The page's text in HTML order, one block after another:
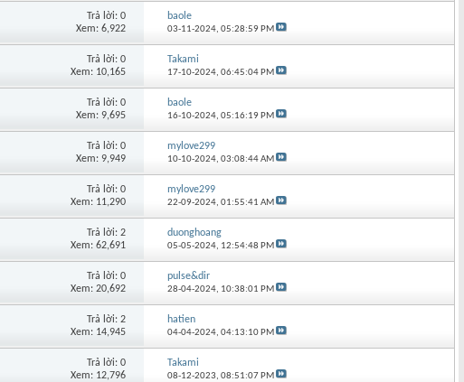
Trả lời: 0
Xem: 6,922
baole
03-11-2024,05:28:59 PM
Trả lời: 0
Xem: 10,165
Takami
17-10-2024,06:45:04 PM
Trả lời: 0
Xem: 9,695
baole
16-10-2024,05:16:19 PM
Trả lời: 0
Xem: 9,949
mylove299
10-10-2024,03:08:44 AM
Trả lời: 0
Xem: 11,290
mylove299
22-09-2024,01:55:41 AM
Trả lời: 2
Xem: 62,691
duonghoang
05-05-2024, 12:54:48 PM
Trả lời: 0
Xem: 20,692
pulse&dir
28-04-2024, 10:38:01 PM
Trả lời: 2
Xem: 14,945
hatien
04-04-2024,04:13:10 PM
Trả lời: 0
Xem: 12,796
Takami
08-12-2023,08:51:07 PM